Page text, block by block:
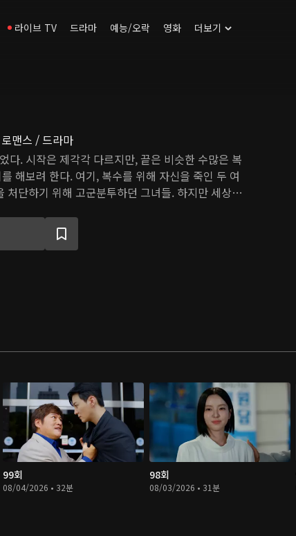
라이브 TV 드라마 예능/오락 영화 더보기
맨스 / 드라마
다. 시작은 제각각 다르지만, 끝은 비슷한 수많은 복
해보려 한다. 여기, 복수를 위해 자신을 죽인 두 여
처단하기 위해 고군분투하던 그녀들. 하지만 세상이
유로도 결코 '나' 자신을 잃어버려선 안 된다는 것
99회
08/04/2026 • 32분
98회
08/03/2026 • 31분